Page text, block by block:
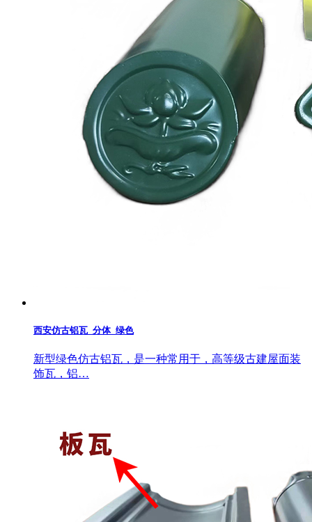
西安仿古铝瓦_分体_绿色
新型绿色仿古铝瓦，是一种常用于，高等级古建屋面装
饰瓦，铝…